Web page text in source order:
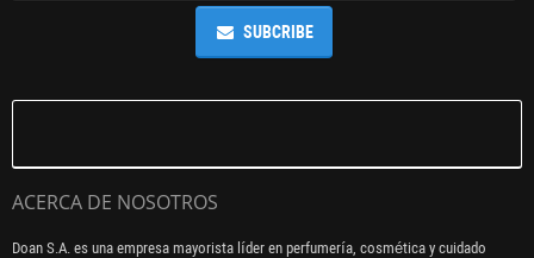
SUBCRIBE
ACERCA DE NOSOTROS
Doan S.A. es una empresa mayorista líder en perfumería, cosmética y cuidado